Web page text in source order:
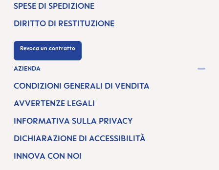
SPESE DI SPEDIZIONE
DIRITTO DI RESTITUZIONE
Revoca un contratto
AZIENDA
CONDIZIONI GENERALI DI VENDITA
AVVERTENZE LEGALI
INFORMATIVA SULLA PRIVACY
DICHIARAZIONE DI ACCESSIBILITÀ
INNOVA CON NOI